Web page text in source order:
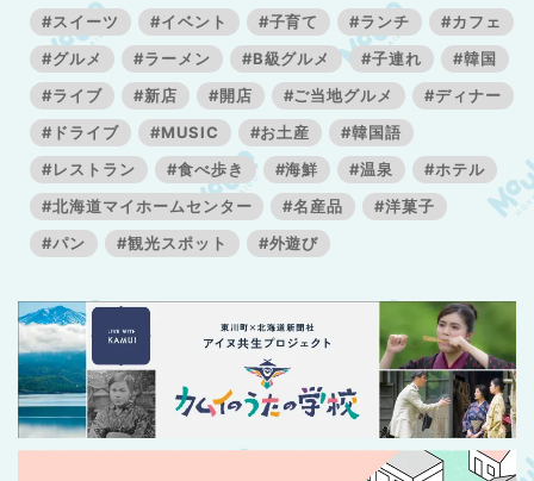
#スイーツ #イベント #子育て #ランチ
#カフェ
#グルメ
#ラーメン #B級グルメ #子連れ
#韓国
#ライブ
#新店 #開店 #ご当地グルメ
#ディナー
#ドライブ
#MUSIC #お土産
#韓国語
#レストラン
#食べ歩き #海鮮 #温泉
#ホテル
#北海道マイホームセンター
#名産品
#洋菓子
#パン
#観光スポット #外遊び